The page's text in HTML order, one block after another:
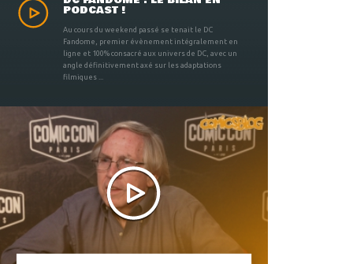
PODCAST !
Au cours du weekend passé se tenait le DC
Fandome, premier évènement intégralement en
ligne et 100% consacré aux univers de DC, avec un
angle définitivement axé sur les adaptations
filmiques ...